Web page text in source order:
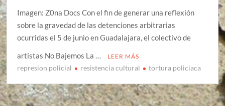
Imagen: Z0na Docs Con el fin de generar una reflexión
sobre la gravedad de las detenciones arbitrarias
ocurridas el 5 de junio en Guadalajara, el colectivo de
artistas No Bajemos La …
LEER MÁS
represion policial resistencia cultural tortura policiaca